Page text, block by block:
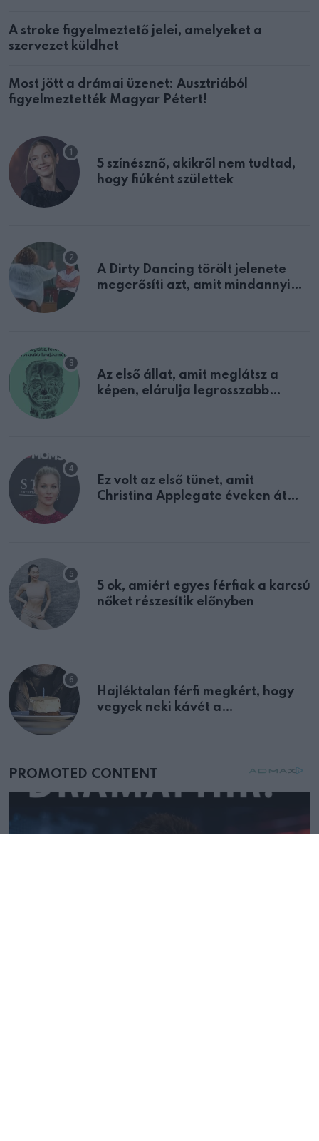
A stroke figyelmeztető jelei, amelyeket a
szervezet küldhet
Most jött a drámai üzenet: Ausztriából
figyelmeztették Magyar Pétert!
5 színésznő, akikről nem tudtad,
hogy fiúként születtek
A Dirty Dancing törölt jelenete
megerősíti azt, amit mindannyian
Az első állat, amit meglátsz a
képen, elárulja legrosszabb
Ez volt az első tünet, amit
Christina Applegate éveken át
5 ok, amiért egyes férfiak a karcsú
nőket részesítik előnyben
Hajléktalan férfi megkért, hogy
vegyek neki kávét a